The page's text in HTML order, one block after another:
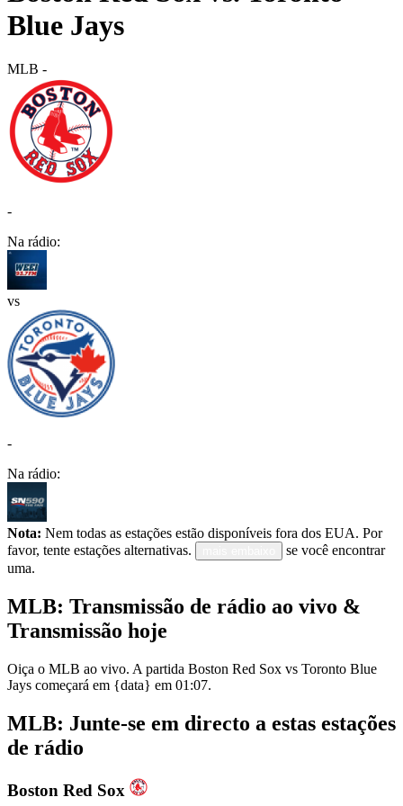
Blue Jays
MLB -
-
Na rádio:
vs
-
Na rádio:
Nota: Nem todas as estações estão disponíveis fora dos EUA. Por
favor, tente estações alternativas.
se você encontrar
uma.
MLB: Transmissão de rádio ao vivo &
Transmissão hoje
Oiça o MLB ao vivo. A partida Boston Red Sox vs Toronto Blue
Jays começará em {data} em 01:07.
MLB: Junte-se em directo a estas estações
de rádio
Boston Red Sox